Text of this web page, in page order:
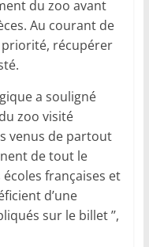
du zoo avant
Au courant de
priorité, récupérer
a souligné
zoo visité
venus de partout
de tout le
françaises et
d’une
sur le billet ’’,